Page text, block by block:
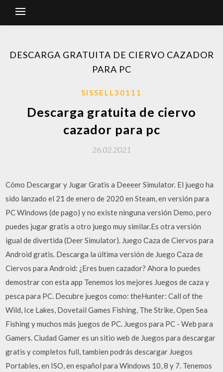
DESCARGA GRATUITA DE CIERVO CAZADOR
PARA PC
SISSELL30111
Descarga gratuita de ciervo
cazador para pc
26.02.2021
Cómo Descargar y Jugar Gratis a Deeeer Simulator. El juego ha
sido lanzado el 21 de enero de 2020 en Steam, en versión para
PC Windows (de pago) y no existe ninguna versión Demo, pero
puedes jugar gratis a otro juego muy similar.Es otra versión
igual de divertida (Deer Simulator). Juego Сaza de Ciervos para
Android gratis. Descarga la última versión de Juego Сaza de
Ciervos para Android: ¿Eres buen cazador? Ahora lo puedes
demostrar con esta app Tenemos los mejores Juegos de caza y
pesca para PC. Decubre juegos como: theHunter: Call of the
Wild, Ice Lakes, Dovetail Games Fishing, The Strike, Open Sea
Fishing y muchos más juegos de PC. Juegos para PC - Web para
Gamers. Ciudad Gamer es un sitio web de Juegos para descargar
gratis y completos full, tambien podrás descargar Juegos
Portables, en ISO, en español para Windows 10, 8 y 7. Tenemos